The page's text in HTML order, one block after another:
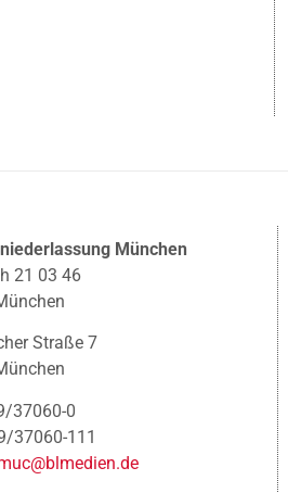
München
21 03 46
Straße 7
37060-0
37060-111